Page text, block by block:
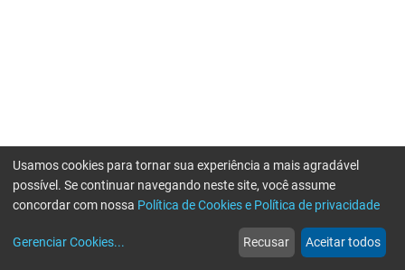
web
Notícias
more_horiz
Mais
Usamos cookies para tornar sua experiência a mais agradável
possível. Se continuar navegando neste site, você assume
concordar com nossa Política de Cookies e Política de privacidade
Gerenciar Cookies... Recusar Aceitar todos
Erro ao enviar informações, por favor tente novamente